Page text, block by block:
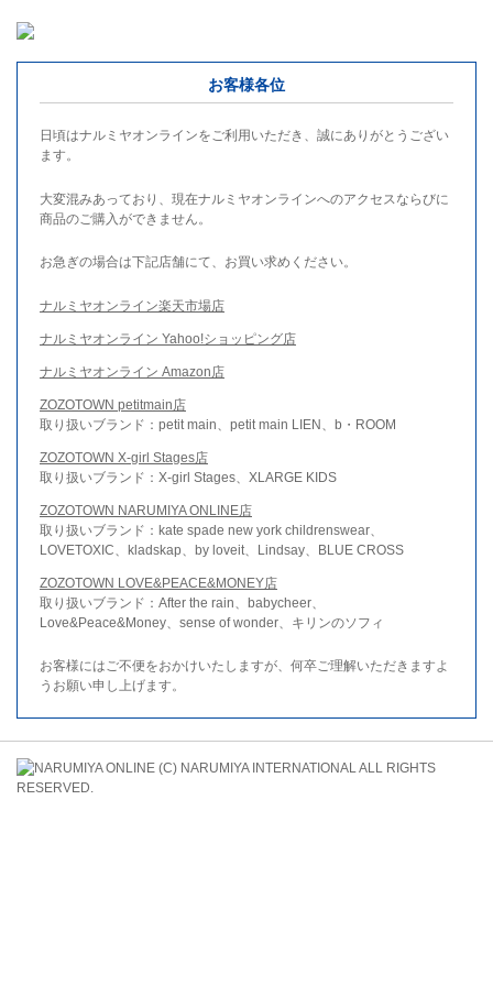
お客様各位
日頃はナルミヤオンラインをご利用いただき、誠にありがとうござい
ます。
大変混みあっており、現在ナルミヤオンラインへのアクセスならびに
商品のご購入ができません。
お急ぎの場合は下記店舗にて、お買い求めください。
ナルミヤオンライン楽天市場店
ナルミヤオンライン Yahoo!ショッピング店
ナルミヤオンライン Amazon店
ZOZOTOWN petitmain店
取り扱いブランド：petit main、petit main LIEN、b・ROOM
ZOZOTOWN X-girl Stages店
取り扱いブランド：X-girl Stages、XLARGE KIDS
ZOZOTOWN NARUMIYA ONLINE店
取り扱いブランド：kate spade new york childrenswear、
LOVETOXIC、kladskap、by loveit、Lindsay、BLUE CROSS
ZOZOTOWN LOVE&PEACE&MONEY店
取り扱いブランド：After the rain、babycheer、
Love&Peace&Money、sense of wonder、キリンのソフィ
お客様にはご不便をおかけいたしますが、何卒ご理解いただきますよ
うお願い申し上げます。